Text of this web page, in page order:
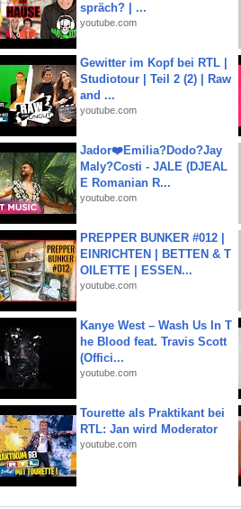
spräch? | ...
youtube.com
Gewitter im Kopf bei RTL |
Studiotour | Teil 2 (2) | Raw
and ...
youtube.com
Jador❤️Emilia?Dodo?Jay
Maly?Costi - JALE (DJEAL
E Romanian R...
youtube.com
PREPPER BUNKER #012 |
EINRICHTEN | BETTEN & T
OILETTE | ESSEN...
youtube.com
Kanye West – Wash Us In T
he Blood feat. Travis Scott
(Offici...
youtube.com
Tourette als Praktikant bei
RTL: Jan wird Moderator
youtube.com